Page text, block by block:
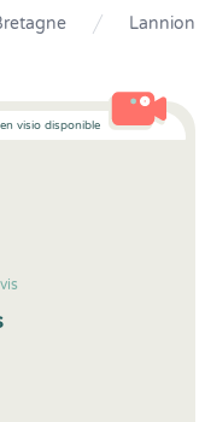
Lannion
visio disponible